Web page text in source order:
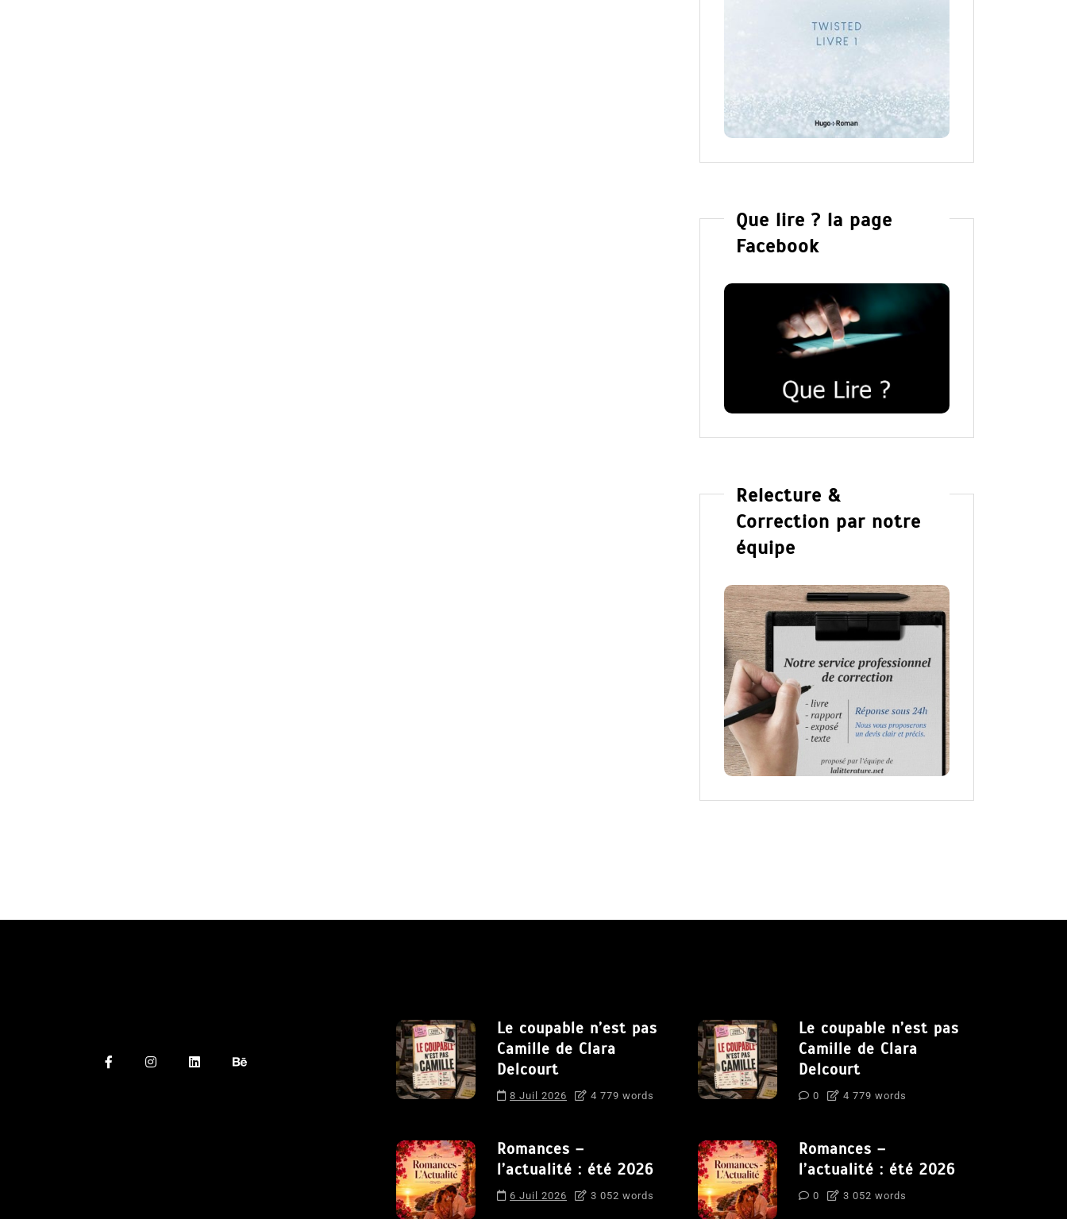
Que lire ? la page
Facebook
Relecture &
Correction par notre
équipe
Le coupable n’est pas
Camille de Clara
Delcourt
8 Juil 2026 4 779 words
Romances –
l’actualité : été 2026
6 Juil 2026 3 052 words
Le coupable n’est pas
Camille de Clara
Delcourt
0 4 779 words
Romances –
l’actualité : été 2026
0 3 052 words